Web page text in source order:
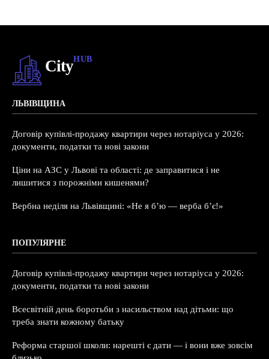
CityHUB
ЛЬВІВЩИНА
Договір купівлі-продажу квартири через нотаріуса у 2026:
документи, податки та нові закони
Ціни на АЗС у Львові та області: де заправитися і не
лишитися з порожніми кишенями?
Вербна неділя на Львівщині: «Не я б’ю — верба б’є!»
ПОПУЛЯРНЕ
Договір купівлі-продажу квартири через нотаріуса у 2026:
документи, податки та нові закони
Всесвітній день боротьби з насильством над дітьми: що
треба знати кожному батьку
Реформа старшої школи: нарешті є дати — і вони вже зовсім